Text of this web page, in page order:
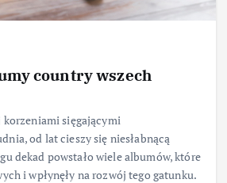
country wszech
sięgającymi
od lat cieszy się niesłabnącą
dekad powstało wiele albumów, które
i wpłynęły na rozwój tego gatunku.